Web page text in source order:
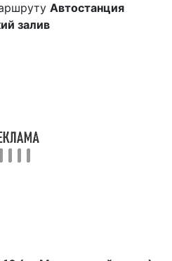
Автостанция
залив